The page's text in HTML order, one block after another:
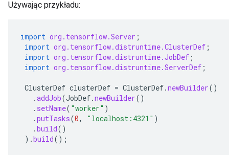
Używając przykładu:
import org.tensorflow.Server ;
import org.tensorflow.distruntime.ClusterDef ;
import org.tensorflow.distruntime.JobDef ;
import org.tensorflow.distruntime.ServerDef ;
ClusterDef clusterDef = ClusterDef.newBuilder()
.addJob(JobDef.newBuilder()
. setName( "worker" )
.putTasks(0, "localhost:4321" )
.build()
).build();